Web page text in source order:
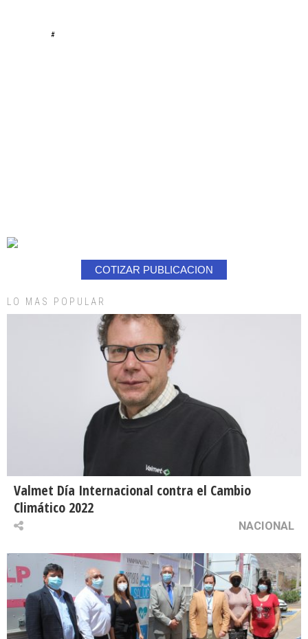
#
COTIZAR PUBLICACION
LO MAS POPULAR
Valmet Día Internacional contra el Cambio
Climático 2022
NACIONAL